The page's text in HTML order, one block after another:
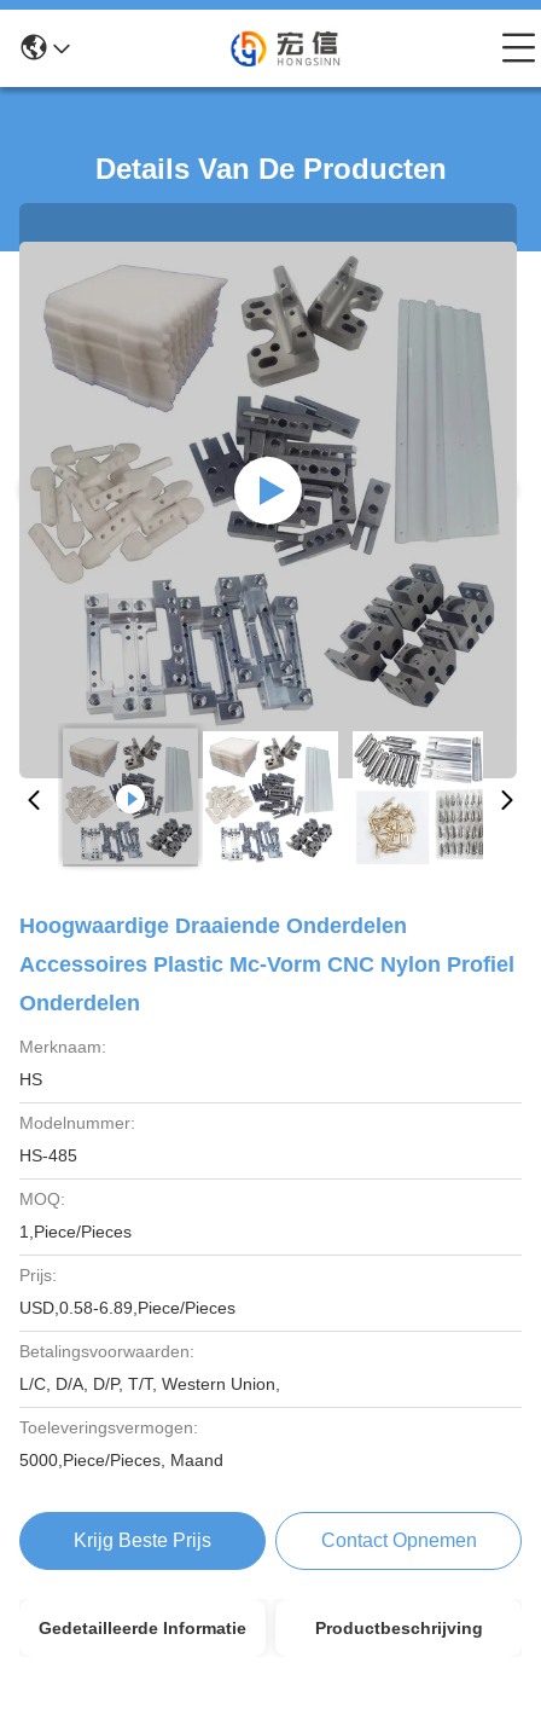
Details Van De Producten
Hoogwaardige Draaiende Onderdelen
Accessoires Plastic Mc-Vorm CNC Nylon Profiel
Onderdelen
Merknaam:
HS
Modelnummer:
HS-485
MOQ:
1,Piece/Pieces
Prijs:
USD,0.58-6.89,Piece/Pieces
Betalingsvoorwaarden:
L/C, D/A, D/P, T/T, Western Union,
Toeleveringsvermogen:
5000,Piece/Pieces, Maand
Krijg Beste Prijs Contact Opnemen
Gedetailleerde Informatie Productbeschrijving